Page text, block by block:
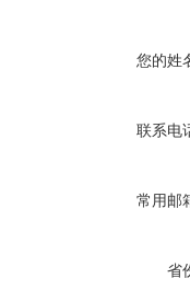
您的姓
联系电
常用邮
省